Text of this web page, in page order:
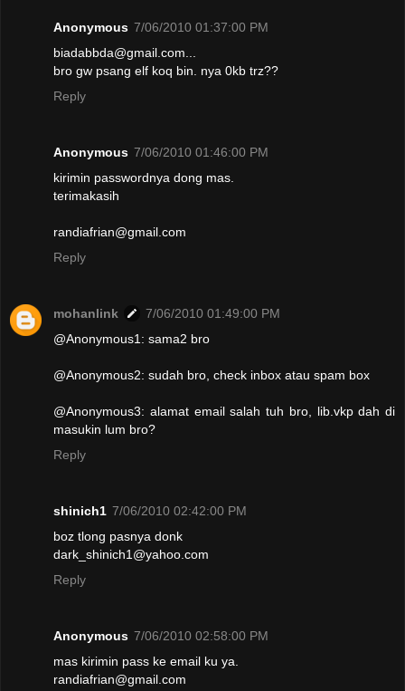
Anonymous 7/06/2010 01:37:00 PM
biadabbda@gmail.com...
bro gw psang elf koq bin. nya 0kb trz??
Reply
Anonymous 7/06/2010 01:46:00 PM
kirimin passwordnya dong mas.
terimakasih
randiafrian@gmail.com
Reply
mohanlink
7/06/2010 01:49:00 PM
@Anonymous1: sama2 bro
@Anonymous2: sudah bro, check inbox atau spam box
@Anonymous3: alamat email salah tuh bro, lib.vkp dah di
masukin lum bro?
Reply
shinich1 7/06/2010 02:42:00 PM
boz tlong pasnya donk
dark_shinich1@yahoo.com
Reply
Anonymous 7/06/2010 02:58:00 PM
mas kirimin pass ke email ku ya.
randiafrian@gmail.com